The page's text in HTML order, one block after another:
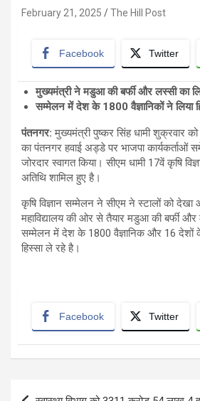
February 21, 2025 The Hill Post
Facebook Twitter
मुख्यमंत्री ने मडुआ की बर्फी और लस्सी का
सम्मेलन में देश के 1800वैज्ञानिकों ने लिया
पंतनगर: मुख्यमंत्री पुष्कर सिंह धामी शुक्रवार
का पंतनगर हवाई अड्डे पर भाजपा कार्यकर्ताओं
जोरदार स्वागत किया। सीएम धामी 17वें कृषि
अतिथि शामिल हुए है।
कृषि विज्ञान सम्मेलन ने सीएम ने स्टालों को देखा
महाविद्यालय की ओर से तैयार मडुआ की बर्फी
सम्मेलन में देश के 1800 वैज्ञानिक और 16 देशों के
हिस्सा ले रहे है।
Facebook Twitter
Post